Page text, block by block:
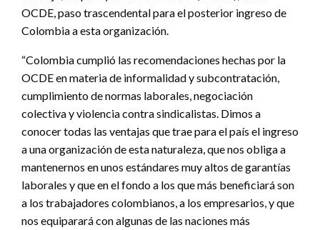
OCDE, paso trascendental para el posterior ingreso de
Colombia a esta organización.
“Colombia cumplió las recomendaciones hechas por la
OCDE en materia de informalidad y subcontratación,
cumplimiento de normas laborales, negociación
colectiva y violencia contra sindicalistas. Dimos a
conocer todas las ventajas que trae para el país el ingreso
a una organización de esta naturaleza, que nos obliga a
mantenernos en unos estándares muy altos de garantías
laborales y que en el fondo a los que más beneficiará son
a los trabajadores colombianos, a los empresarios, y que
nos equiparará con algunas de las naciones más